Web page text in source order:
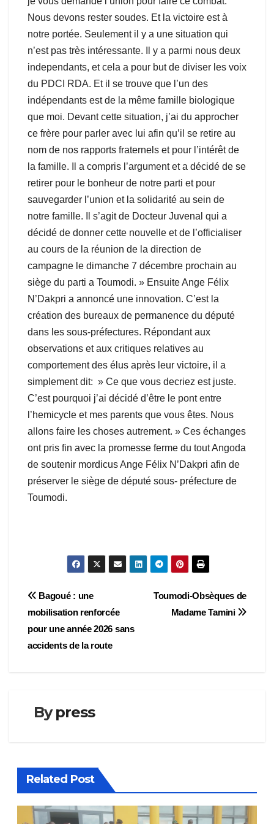
Nous devons rester soudes. Et la victoire est à
notre portée. Seulement il y a une situation qui
n’est pas très intéressante. Il y a parmi nous deux
independants, et cela a pour but de diviser les voix
du PDCI RDA. Et il se trouve que l’un des
indépendants est de la même famille biologique
que moi. Devant cette situation, j’ai du approcher
ce frère pour parler avec lui afin qu’il se retire au
nom de nos rapports fraternels et pour l’intérêt de
la famille. Il a compris l’argument et a décidé de se
retirer pour le bonheur de notre parti et pour
sauvegarder l’union et la solidarité au sein de
notre famille. Il s’agit de Docteur Juvenal qui a
décidé de donner cette nouvelle et de l’officialiser
au cours de la réunion de la direction de
campagne le dimanche 7 décembre prochain au
siège du parti a Toumodi. » Ensuite Ange Félix
N’Dakpri a annoncé une innovation. C’est la
création des bureaux de permanence du député
dans les sous-préfectures. Répondant aux
observations et aux critiques relatives au
comportement des élus après leur victoire, il a
simplement dit: » Ce que vous decriez est juste.
C’est pourquoi j’ai décidé d’être le pont entre
l’hemicycle et mes parents que vous êtes. Nous
allons faire les choses autrement. » Ces échanges
ont pris fin avec la promesse ferme du tout Angoda
de soutenir mordicus Ange Félix N’Dakpri afin de
préserver le siège de député sous- préfecture de
Toumodi.
Navigation
de
l’article
Toumodi-Obsèques de
Madame Tamini
Bagoué : une
mobilisation renforcée
pour une année 2026 sans
accidents de la route
Bypress
Related Post